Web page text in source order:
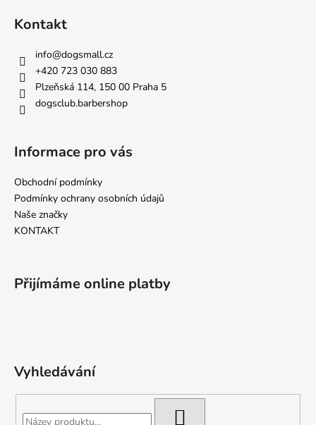
v
k
u
Kontakt
info@dogsmall.cz
+420 723 030 883
Plzeňská 114, 150 00 Praha 5
dogsclub.barbershop
Informace pro vás
Obchodní podmínky
Podmínky ochrany osobních údajů
Naše značky
KONTAKT
Přijímáme online platby
Vyhledávání